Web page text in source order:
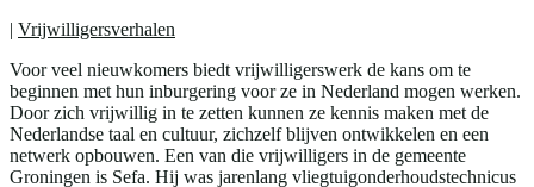
| Vrijwilligersverhalen
Voor veel nieuwkomers biedt vrijwilligerswerk de kans om te
beginnen met hun inburgering voor ze in Nederland mogen werken.
Door zich vrijwillig in te zetten kunnen ze kennis maken met de
Nederlandse taal en cultuur, zichzelf blijven ontwikkelen en een
netwerk opbouwen. Een van die vrijwilligers in de gemeente
Groningen is Sefa. Hij was jarenlang vliegtuigonderhoudstechnicus